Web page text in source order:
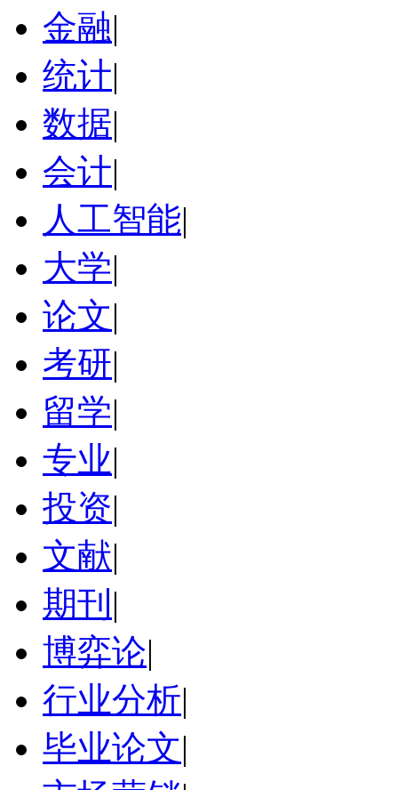
金融|
统计|
数据|
会计|
人工智能|
大学|
论文|
考研|
留学|
专业|
投资|
文献|
期刊 |
博弈论|
行业分析|
毕业论文|